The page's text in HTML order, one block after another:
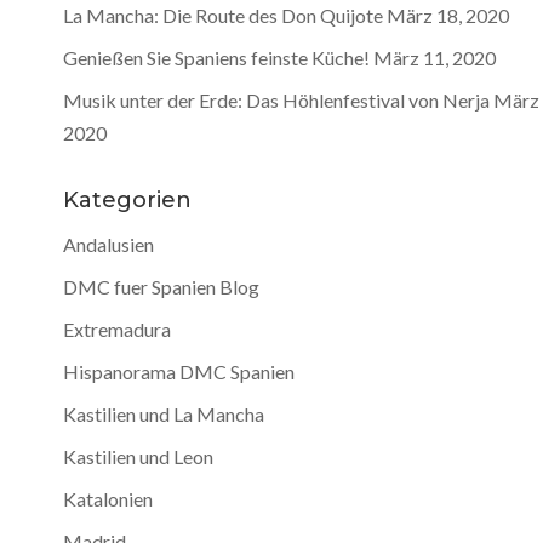
La Mancha: Die Route des Don Quijote März 18, 2020
Genießen Sie Spaniens feinste Küche! März 11, 2020
Musik unter der Erde: Das Höhlenfestival von Nerja März
2020
Kategorien
Andalusien
DMC fuer Spanien Blog
Extremadura
Hispanorama DMC Spanien
Kastilien und La Mancha
Kastilien und Leon
Katalonien